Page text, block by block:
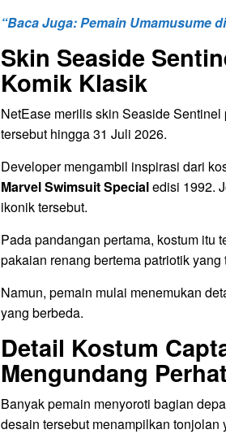
“Baca Juga: Pemain Umamusume
Skin Seaside
Komik Klasik
NetEase merilis skin Seaside
tersebut hingga 31 Juli 2026.
Developer mengambil inspirasi dari
Marvel Swimsuit Specialedisi 1992.
ikonik tersebut.
Pada pandangan pertama, kostum itu
pakaian renang bertema patriotik
Namun, pemain mulai menemukan
yang berbeda.
Detail Kostum
Mengundang
Banyak pemain menyoroti bagian
desain tersebut menampilkan tonjolan